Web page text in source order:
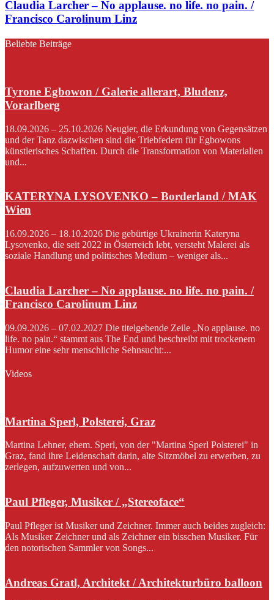
Claudia Larcher – No applause. no life. no pain. /
Francisco Carolinum Linz
Beliebte Beiträge
Tyrone Egbowon / Galerie allerart, Bludenz,
Vorarlberg
18.09.2026 – 25.10.2026 Neugier, die Erkundung von Gegensätzen
und der Tanz dazwischen sind die Triebfedern für Egbowons
künstlerisches Schaffen. Durch die Transformation von Materialien
und...
KATERYNA LYSOVENKO – Borderland / MAK
Wien
16.09.2026 – 18.10.2026 Die gebürtige Ukrainerin Kateryna
Lysovenko, die seit 2022 in Österreich lebt, versteht Malerei als
soziale Handlung und politisches Medium – weniger als...
Claudia Larcher – No applause. no life. no pain. /
Francisco Carolinum Linz
09.09.2026 – 07.02.2027 Die titelgebende Zeile „No applause. no
life. no pain.“ stammt aus The End und beschreibt mit trockenem
Humor eine sehr menschliche Sehnsucht:...
Videos
Martina Sperl, Polsterei, Graz
Martina Lehner, ehem. Sperl, von der "Martina Sperl Polsterei" in
Graz, fand ihre Leidenschaft darin, alte Sitzmöbel zu erwerben, zu
zerlegen, aufzuwerten und von...
Paul Pfleger, Musiker / „Stereoface“
Paul Pfleger ist Musiker und Zeichner. Immer auch beides zugleich:
Als Musiker Zeichner und als Zeichner ein bisschen Musiker. Für
den notorischen Sammler von Songs...
Andreas Gratl, Architekt / Architekturbüro balloon